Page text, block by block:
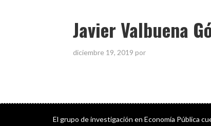
Javier Valbuena
diciembre 19, 2019 por
El grupo de investigación en Economía Pública